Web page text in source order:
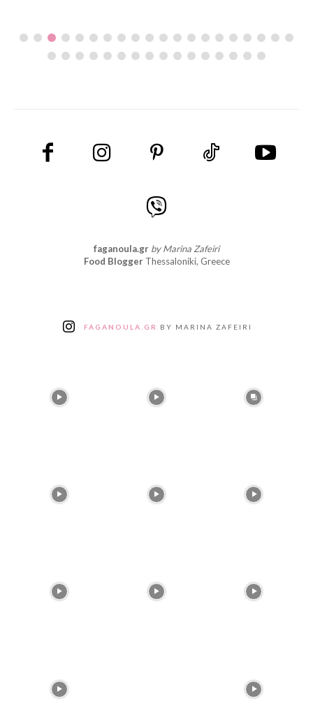
faganoula.gr by Marina Zafeiri
Food BloggerThessaloniki, Greece
FAGANOULA.GR BY MARINA ZAFEIRI